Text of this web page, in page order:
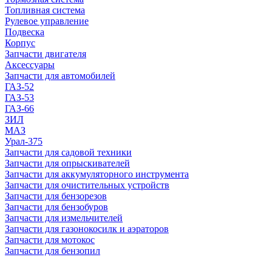
Топливная система
Рулевое управление
Подвеска
Корпус
Запчасти двигателя
Аксессуары
Запчасти для автомобилей
ГАЗ-52
ГАЗ-53
ГАЗ-66
ЗИЛ
МАЗ
Урал-375
Запчасти для садовой техники
Запчасти для опрыскивателей
Запчасти для аккумуляторного инструмента
Запчасти для очистительных устройств
Запчасти для бензорезов
Запчасти для бензобуров
Запчасти для измельчителей
Запчасти для газонокосилк и аэраторов
Запчасти для мотокос
Запчасти для бензопил